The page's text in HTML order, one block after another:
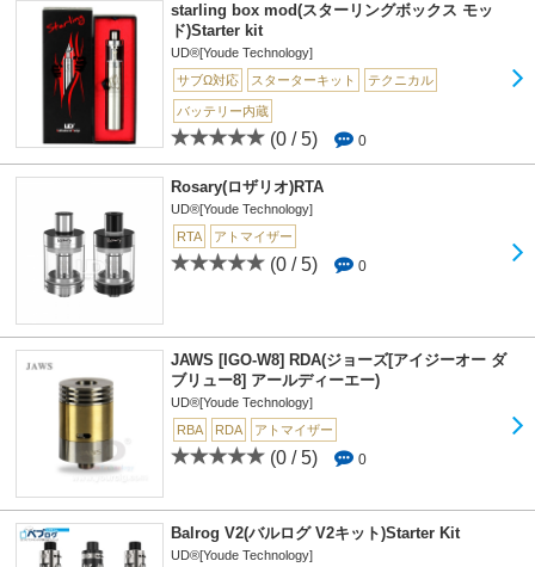
starling box mod(スターリングボックス モッ
ド)Starter kit
UD®[Youde Technology]
サブΩ対応
スターターキット テクニカル
バッテリー内蔵
(0 / 5) 0
Rosary(ロザリオ)RTA
UD®[Youde Technology]
RTA
アトマイザー
(0 / 5) 0
JAWS [IGO-W8] RDA(ジョーズ[アイジーオー ダ
ブリュー8] アールディーエー)
UD®[Youde Technology]
RBA
RDA アトマイザー
(0 / 5) 0
Balrog V2(バルログ V2キット)Starter Kit
UD®[Youde Technology]